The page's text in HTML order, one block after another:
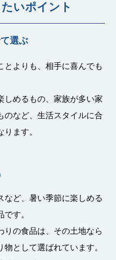
いポイント
選ぶ
とよりも、相手に喜んでも
しめるもの、家族が多い家
のなど、生活スタイルに合
ます。
など、暑い季節に楽しめる
す。
りの食品は、その土地なら
として選ばれています。